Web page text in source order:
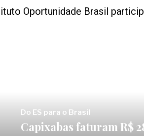
Do ES para o Brasil
Capixabas faturam R$